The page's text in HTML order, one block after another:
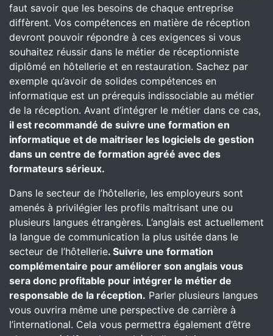
faut savoir que les besoins de chaque entreprise
diffèrent. Vos compétences en matière de réception
devront pouvoir répondre à ces exigences si vous
souhaitez réussir dans le métier de réceptionniste
diplômé en hôtellerie et en restauration. Sachez par
exemple qu’avoir de solides compétences en
informatique est un prérequis indissociable au métier
de la réception. Avant d’intégrer le métier dans ce cas,
il est recommandé de suivre une formation en
informatique et de maitriser les logiciels de gestion
dans un centre de formation agréé avec des
formateurs sérieux.
Dans le secteur de l’hôtellerie, les employeurs sont
amenés à privilégier les profils maîtrisant une ou
plusieurs langues étrangères. L’anglais est actuellement
la langue de communication la plus usitée dans le
secteur de l’hôtellerie. Suivre une formation
complémentaire pour améliorer son anglais vous
sera donc profitable pour intégrer le métier de
responsable de la réception. Parler plusieurs langues
vous ouvrira même une perspective de carrière à
l’international. Cela vous permettra également d’être